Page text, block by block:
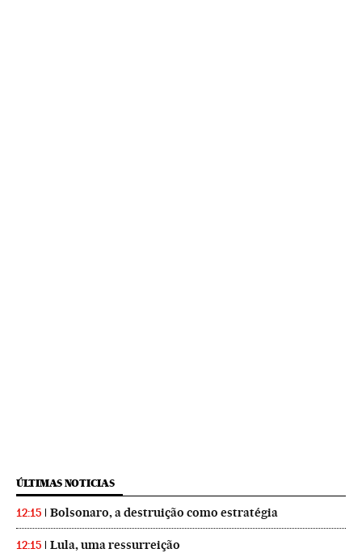
ÚLTIMAS NOTICIAS
12:15 Bolsonaro, a destruição como estratégia
12:15 Lula, uma ressurreição